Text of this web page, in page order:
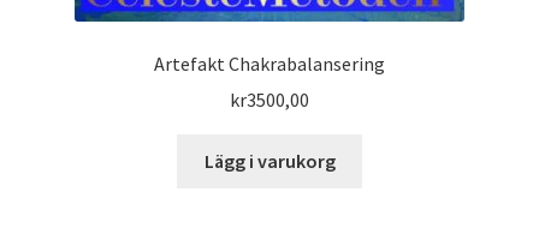
Artefakt Chakrabalansering
kr3500,00
Lägg i varukorg